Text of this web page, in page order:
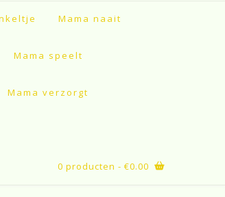
Mama naait
Mama speelt
Mama verzorgt
0 producten - €0.00